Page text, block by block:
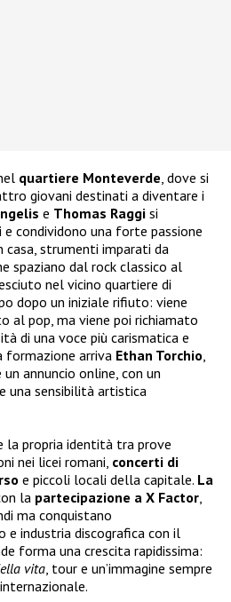
quartiere Monteverde , dove si
giovani destinati a diventare i
e Thomas Raggi si
e condividono una forte passione
casa, strumenti imparati da
spaziano dal rock classico al
nel vicino quartiere di
dopo un iniziale rifiuto: viene
al pop, ma viene poi richiamato
di una voce più carismatica e
formazione arriva Ethan Torchio
annuncio online, con un
una sensibilità artistica
la propria identità tra prove
nei licei romani, concerti di
e piccoli locali della capitale. La
la partecipazione a X Factor
ma conquistano
e industria discografica con il
forma una crescita rapidissima:
vita , tour e un’immagine sempre